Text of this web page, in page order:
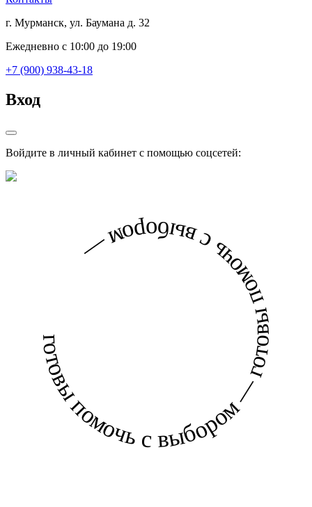
г. Мурманск, ул. Баумана д. 32
Ежедневно с 10:00 до 19:00
+7 (900) 938-43-18
Вход
Войдите в личный кабинет с помощью соцсетей:
готовы помочь с выбором — готовы помочь с выбором —